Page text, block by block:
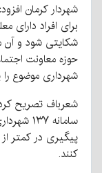
شهردار کرمان
برای افراد دارای
شکایتی شود و آن
حوزه معاونت
شهرداری موضوع
شعرباف تصریح
سامانه
پیگیری در کمتر
کنند.